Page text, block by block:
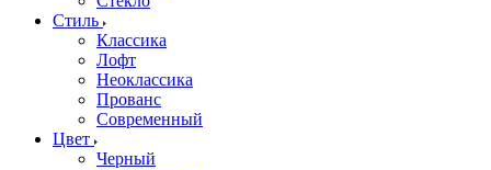
Стиль
Классика
Лофт
Неоклассика
Прованс
Современный
Цвет
Черный